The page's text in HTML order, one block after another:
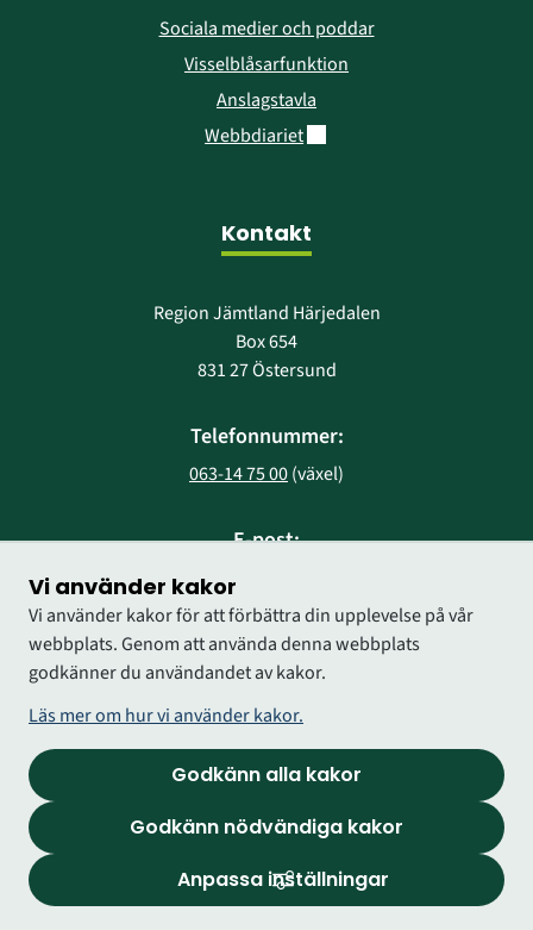
Vi använder kakor
Vi använder kakor för att förbättra din upplevelse på vår
webbplats. Genom att använda denna webbplats
godkänner du användandet av kakor.
Läs mer om hur vi använder kakor.
Godkänn alla kakor
Godkänn nödvändiga kakor
Anpassa inställningar
Sociala medier och poddar
Visselblåsarfunktion
Anslagstavla
WebbdiarietLänk till annan webbplats.
Kontakt
Region Jämtland Härjedalen
Box 654
831 27 Östersund
Telefonnummer:
063-14 75 00 (växel)
E-post:
region@regionjh.se